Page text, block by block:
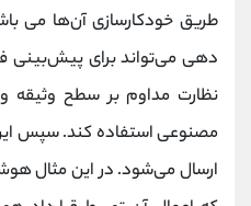
طریق خودکارسازی آن‌ها می
‌دهی می‌تواند برای پیش‌بینی
مصنوعی استفاده کند. سپس
ارسال می‌شود. در این مثال